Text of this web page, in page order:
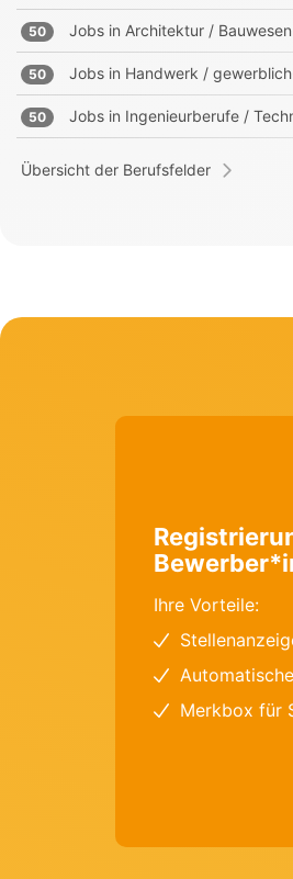
50 Jobs in Architektur /
50 Jobs in Handwerk /
50 Jobs in Ingenieurberufe /
Übersicht der Berufsfelder
Ihre Vorteile:
Merkbox für